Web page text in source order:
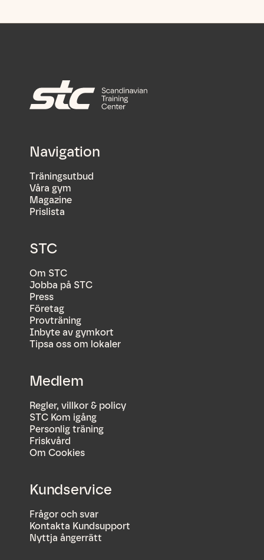
Navigation
Träningsutbud
Våra gym
Magazine
Prislista
STC
Om STC
Jobba på STC
Press
Företag
Provträning
Inbyte av gymkort
Tipsa oss om lokaler
Medlem
Regler, villkor & policy
STC Kom igång
Personlig träning
Friskvård
Om Cookies
Kundservice
Frågor och svar
Kontakta Kundsupport
Nyttja ångerrätt